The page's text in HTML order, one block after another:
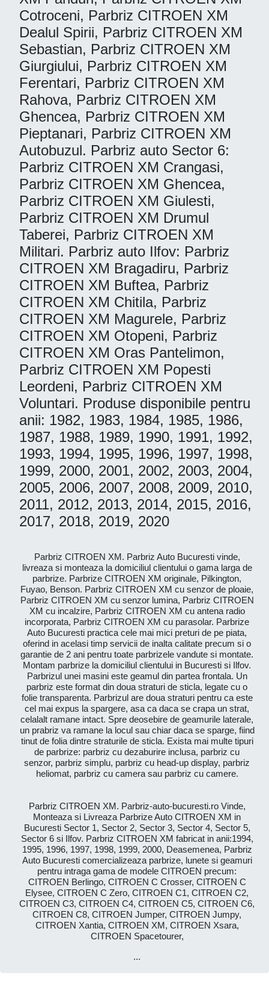
Cotroceni, Parbriz CITROEN XM
Dealul Spirii, Parbriz CITROEN XM
Sebastian, Parbriz CITROEN XM
Giurgiului, Parbriz CITROEN XM
Ferentari, Parbriz CITROEN XM
Rahova, Parbriz CITROEN XM
Ghencea, Parbriz CITROEN XM
Pieptanari, Parbriz CITROEN XM
Autobuzul. Parbriz auto Sector 6:
Parbriz CITROEN XM Crangasi,
Parbriz CITROEN XM Ghencea,
Parbriz CITROEN XM Giulesti,
Parbriz CITROEN XM Drumul
Taberei, Parbriz CITROEN XM
Militari. Parbriz auto Ilfov: Parbriz
CITROEN XM Bragadiru, Parbriz
CITROEN XM Buftea, Parbriz
CITROEN XM Chitila, Parbriz
CITROEN XM Magurele, Parbriz
CITROEN XM Otopeni, Parbriz
CITROEN XM Oras Pantelimon,
Parbriz CITROEN XM Popesti
Leordeni, Parbriz CITROEN XM
Voluntari. Produse disponibile pentru
anii: 1982, 1983, 1984, 1985, 1986,
1987, 1988, 1989, 1990, 1991, 1992,
1993, 1994, 1995, 1996, 1997, 1998,
1999, 2000, 2001, 2002, 2003, 2004,
2005, 2006, 2007, 2008, 2009, 2010,
2011, 2012, 2013, 2014, 2015, 2016,
2017, 2018, 2019, 2020
Parbriz CITROEN XM. Parbriz Auto Bucuresti vinde,
livreaza si monteaza la domiciliul clientului o gama larga de
parbrize. Parbrize CITROEN XM originale, Pilkington,
Fuyao, Benson. Parbriz CITROEN XM cu senzor de ploaie,
Parbriz CITROEN XM cu senzor lumina, Parbriz CITROEN
XM cu incalzire, Parbriz CITROEN XM cu antena radio
incorporata, Parbriz CITROEN XM cu parasolar. Parbrize
Auto Bucuresti practica cele mai mici preturi de pe piata,
oferind in acelasi timp servicii de inalta calitate precum si o
garantie de 2 ani pentru toate parbrizele vandute si montate.
Montam parbrize la domiciliul clientului in Bucuresti si Ilfov.
Parbrizul unei masini este geamul din partea frontala. Un
parbriz este format din doua straturi de sticla, legate cu o
folie transparenta. Parbrizul are doua straturi pentru ca este
cel mai expus la spargere, asa ca daca se crapa un strat,
celalalt ramane intact. Spre deosebire de geamurile laterale,
un prabriz va ramane la locul sau chiar daca se sparge, fiind
tinut de folia dintre straturile de sticla. Exista mai multe tipuri
de parbrize: parbriz cu dezaburire inclusa, parbriz cu
senzor, parbriz simplu, parbriz cu head-up display, parbriz
heliomat, parbriz cu camera sau parbriz cu camere.
Parbriz CITROEN XM. Parbriz-auto-bucuresti.ro Vinde,
Monteaza si Livreaza Parbrize Auto CITROEN XM in
Bucuresti Sector 1, Sector 2, Sector 3, Sector 4, Sector 5,
Sector 6 si Ilfov. Parbriz CITROEN XM fabricat in anii:1994,
1995, 1996, 1997, 1998, 1999, 2000, Deasemenea, Parbriz
Auto Bucuresti comercializeaza parbrize, lunete si geamuri
pentru intraga gama de modele CITROEN precum:
CITROEN Berlingo, CITROEN C Crosser, CITROEN C
Elysee, CITROEN C Zero, CITROEN C1, CITROEN C2,
CITROEN C3, CITROEN C4, CITROEN C5, CITROEN C6,
CITROEN C8, CITROEN Jumper, CITROEN Jumpy,
CITROEN Xantia, CITROEN XM, CITROEN Xsara,
CITROEN Spacetourer,
...